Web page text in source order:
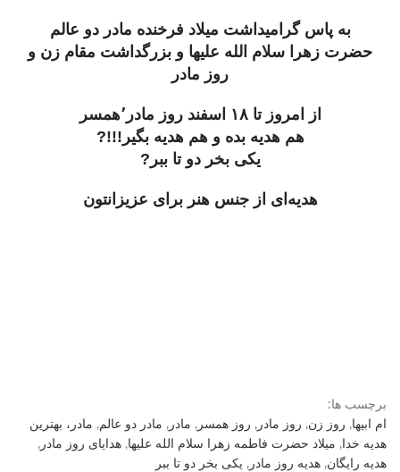
به پاس گرامیداشت میلاد فرخنده مادر دو عالم
حضرت زهرا سلام الله علیها و بزرگداشت مقام زن و
روز مادر
از امروز تا ۱۸ اسفند روز مادر٬همسر
هم هدیه بده و هم هدیه بگیر!!!?
یکی بخر دو تا ببر?
هدیه‌‌ای از جنس هنر برای عزیزانتون
برچسب ها:
ام ابیها, روز زن, روز مادر , روز همسر , مادر , مادر دو عالم, مادر، بهترین
هدیه خدا , میلاد حضرت فاطمه زهرا سلام الله علیها, هدایای روز مادر ,
هدیه رایگان, هدیه روز مادر , یکی بخر دو تا ببر